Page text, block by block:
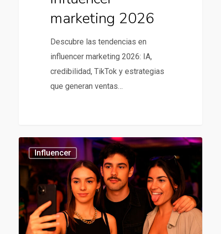
marketing 2026
Descubre las tendencias en
influencer marketing 2026: IA,
credibilidad, TikTok y estrategias
que generan ventas…
Mejores
agencias
de
influencer
en
chile
Influencer 434